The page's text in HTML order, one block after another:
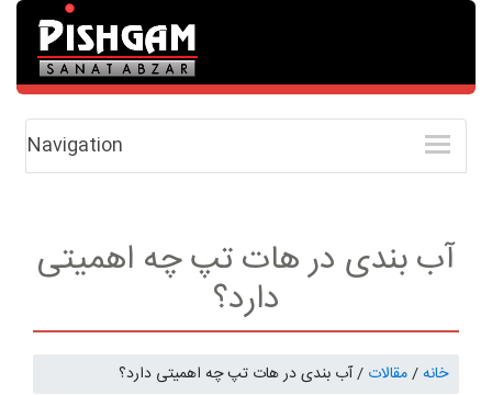
Navigation
آب بندی در هات تپ چه اهمیتی
دارد؟
خانه/مقالات / آب بندی در هات تپ چه اهمیتی دارد؟